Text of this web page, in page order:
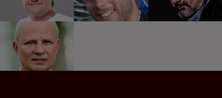
Michal Horáček